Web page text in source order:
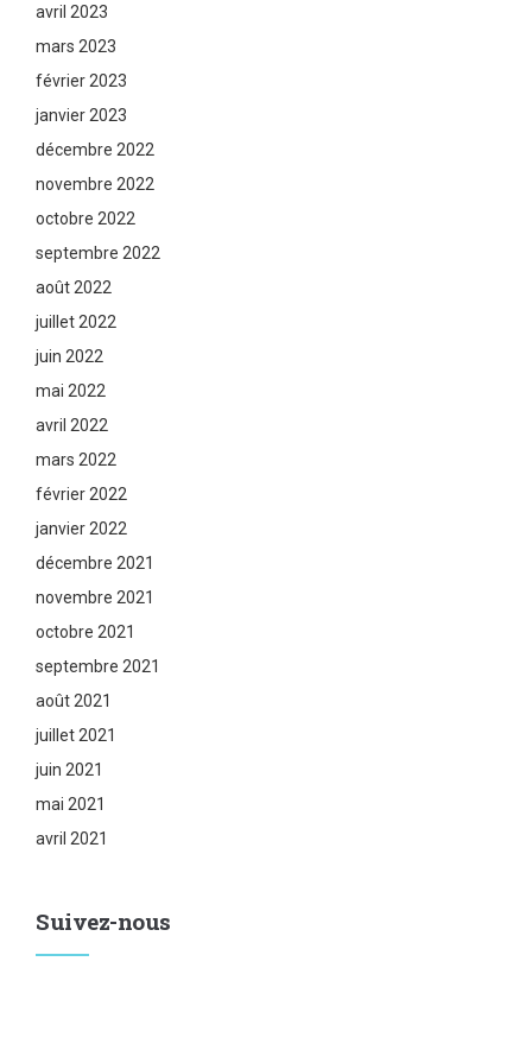
avril 2023
mars 2023
février 2023
janvier 2023
décembre 2022
novembre 2022
octobre 2022
septembre 2022
août 2022
juillet 2022
juin 2022
mai 2022
avril 2022
mars 2022
février 2022
janvier 2022
décembre 2021
novembre 2021
octobre 2021
septembre 2021
août 2021
juillet 2021
juin 2021
mai 2021
avril 2021
Suivez-nous